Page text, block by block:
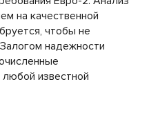
на качественной
чтобы не
надежности
известной